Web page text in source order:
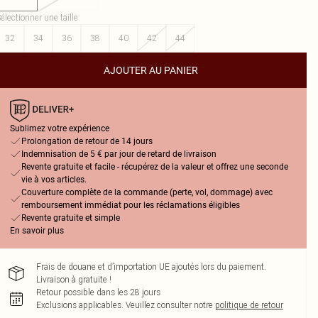
une taille:
32
34 36 38 40 42 44
AJOUTER AU PANIER
Sublimez votre expérience
Prolongation de retour de 14 jours
Indemnisation de 5 € par jour de retard de livraison
Revente gratuite et facile - récupérez de la valeur et offrez une seconde
vie à vos articles.
Couverture complète de la commande (perte, vol, dommage) avec
remboursement immédiat pour les réclamations éligibles
Revente gratuite et simple
En savoir plus
Frais de douane et d’importation UE ajoutés lors du paiement.
Livraison à gratuite !
Retour possible dans les 28 jours
Exclusions applicables. Veuillez consulter notre politique de retour